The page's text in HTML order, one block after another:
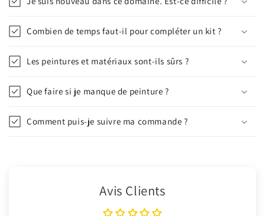
Combien de temps faut-il pour compléter un kit ?
Les peintures et matériaux sont-ils sûrs ?
Que faire si je manque de peinture ?
Comment puis-je suivre ma commande ?
Avis Clients